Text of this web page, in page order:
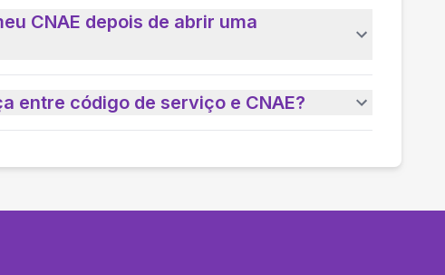
CNAE depois de abrir uma
entre código de serviço e CNAE?